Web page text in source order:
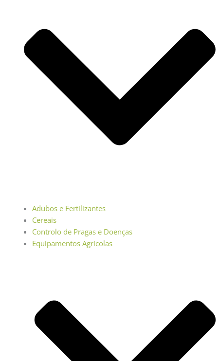
Adubos e Fertilizantes
Cereais
Controlo de Pragas e Doenças
Equipamentos Agrícolas